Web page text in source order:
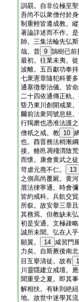
訓勗。自非位極至
吾尚不以衆僧付於
制重輕皆遵成教。
著論詳述而不作。
師。三集法輪先弘
哉。昔 9 鵠樹已前
最初。往業未夷。
波離。五百獻功奉
七衆憲章隨犯科要
通塞徴擧治儀。皆
二十四依通傳正軌
曁乃東川創開戒業
爾前法衆同號息慈
行羯磨也憑准法護
僧祇之戒。教 10
也。酉晋務法稍漸
接。雒邑凋殘渭陰
而懷。康會黄武之
苛虐元燾不仁。
13
之側高尚覆屍。黄
厝法律寧通。時會
皆約戒科。兵飢交
所叙。故安擧三章
其務焉。但教缺未
初是安通。文極疎
誠所未聞。弘在人
願翼。
14 咸習門
力矣。自斯厥後南
目互擧清徒。故有
川靈隱建立戒壇。
聞重受之夏。即其
解相扶。有昧則絶
地。故世中迷學其